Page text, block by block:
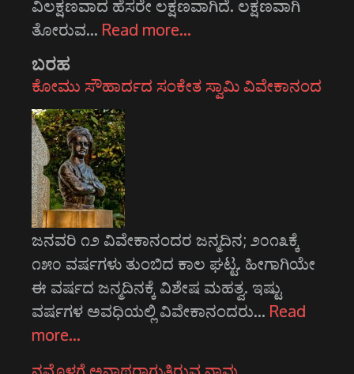
ವಿಲಕ್ಷಣವಾದ ಹೆಸರೇ ಲಕ್ಷಣವಾಗಿದೆ. ಲಕ್ಷಣವಾಗಿ
ತೋರುವ… Read more…
ಬರಹ
ಕೋಮು ಸೌಹಾರ್ದದ ಸಂಕೇತ ಸ್ವಾಮಿ ವಿವೇಕಾನಂದ
ಜನವರಿ ೧೨ ವಿವೇಕಾನಂದರ ಜನ್ಮದಿನ; ೨೦೧೩ಕ್ಕೆ
೧೫೦ ವರ್ಷಗಳು ತುಂಬಿದ ಕಾಲ ಘಟ್ಟ. ಹೀಗಾಗಿಯೇ
ಈ ವರ್ಷದ ಜನ್ಮದಿನಕ್ಕೆ ವಿಶೇಷ ಮಹತ್ವ. ಇಷ್ಟು
ವರ್ಷಗಳ ಅವಧಿಯಲ್ಲಿ ವಿವೇಕಾನಂದರು… Read
more…